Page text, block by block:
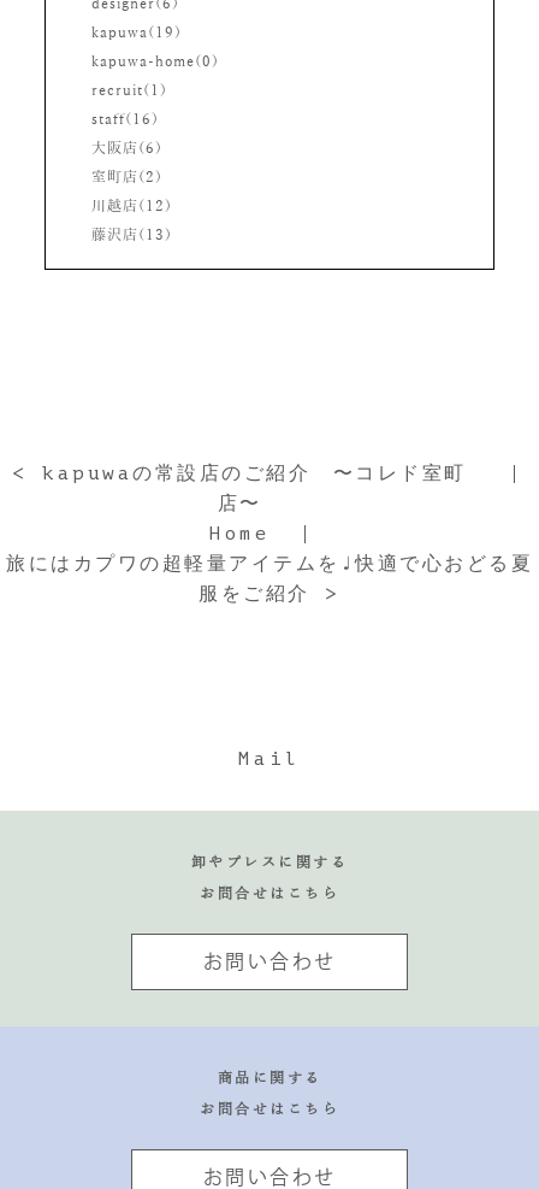
kapuwa(19)
kapuwa-home(0)
recruit(1)
staff(16)
大阪店(6)
室町店(2)
川越店(12)
藤沢店(13)
< kapuwaの常設店のご紹介 〜コレド室町
店〜
Home
旅にはカプワの超軽量アイテムを♩快適で心おどる夏
服をご紹介 >
Mail
卸やプレスに関する
お問合せはこちら
お問い合わせ
商品に関する
お問合せはこちら
お問い合わせ